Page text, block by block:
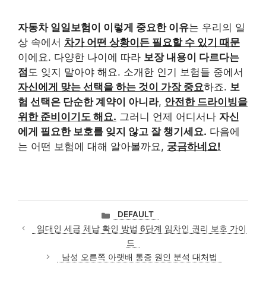
자동차 일일보험이 이렇게 중요한 이유는 우리의 일
상 속에서 차가 어떤 상황이든 필요할 수 있기 때문
이에요. 다양한 나이에 따라 보장 내용이 다르다는
점 도 잊지 말아야 해요. 소개한 인기 보험들 중에서
자신에게 맞는 선택을 하는 것이 가장 중요하죠. 보
험 선택은 단순한 계약이 아니라, 안전한 드라이빙을
위한 준비이기도 해요. 그러니 언제 어디서나 자신
에게 필요한 보호를 잊지 않고 잘 챙기세요. 다음에
는 어떤 보험에 대해 알아볼까요, 궁금하네요!
카
테
고
DEFAULT
임대인 세금 체납 확인 방법 6단계 임차인 권리 보호 가이
드
남성 오른쪽 아랫배 통증 원인 분석 대처법